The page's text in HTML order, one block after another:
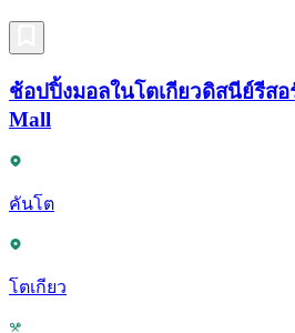
ช้อปปิ้งมอลในโตเกียวดิสนีย์รีส
Mall
คันโต
โตเกียว